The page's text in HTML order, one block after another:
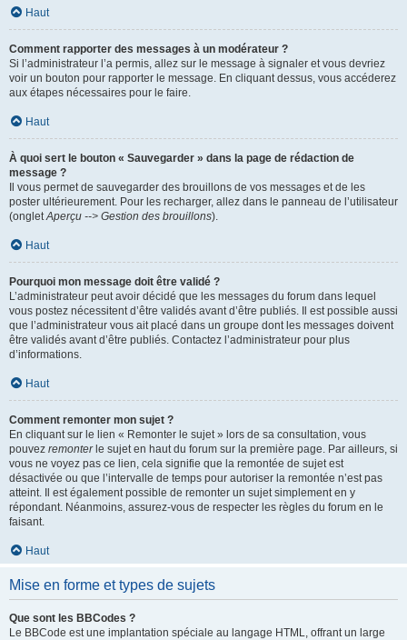
Haut
Comment rapporter des messages à un modérateur ?
Si l’administrateur l’a permis, allez sur le message à signaler et vous devriez
voir un bouton pour rapporter le message. En cliquant dessus, vous accéderez
aux étapes nécessaires pour le faire.
Haut
À quoi sert le bouton « Sauvegarder » dans la page de rédaction de
message ?
Il vous permet de sauvegarder des brouillons de vos messages et de les
poster ultérieurement. Pour les recharger, allez dans le panneau de l’utilisateur
(ongletAperçu --> Gestion des brouillons).
Haut
Pourquoi mon message doit être validé ?
L’administrateur peut avoir décidé que les messages du forum dans lequel
vous postez nécessitent d’être validés avant d’être publiés. Il est possible aussi
que l’administrateur vous ait placé dans un groupe dont les messages doivent
être validés avant d’être publiés. Contactez l’administrateur pour plus
d’informations.
Haut
Comment remonter mon sujet ?
En cliquant sur le lien « Remonter le sujet » lors de sa consultation, vous
pouvez remonterle sujet en haut du forum sur la première page. Par ailleurs, si
vous ne voyez pas ce lien, cela signifie que la remontée de sujet est
désactivée ou que l’intervalle de temps pour autoriser la remontée n’est pas
atteint. Il est également possible de remonter un sujet simplement en y
répondant. Néanmoins, assurez-vous de respecter les règles du forum en le
faisant.
Haut
Mise en forme et types de sujets
Que sont les BBCodes ?
Le BBCode est une implantation spéciale au langage HTML, offrant un large